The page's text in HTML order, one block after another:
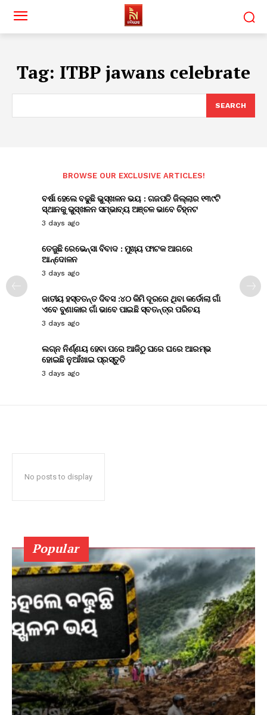
Tag: ITBP jawans celebrate
SEARCH
BROWSE OUR EXCLUSIVE ARTICLES!
ବର୍ଷା ହେଲେ ବଢୁଛି ଭୁସ୍ଖଳନ ଭୟ : ଗଜପତି ଜିଲ୍ଲାର ୧୩୯ଟି
ସ୍ଥାନକୁ ଭୁସ୍ଖଳନ ସମ୍ଭାବ୍ୟ ଅଞ୍ଚଳ ଭାବେ ଚିହ୍ନଟ
3 days ago
ତେଜୁଛି ରେଭେନ୍ସା ବିବାଦ : ମୁଖ୍ୟ ଫାଟକ ଆଗରେ
ଆନ୍ଦୋଳନ
3 days ago
ଜାତୀୟ ହସ୍ତତନ୍ତ ଦିବସ :୪୦ କିମି ଦୂରରେ ଥିବା କର୍ଡୋଲା ଗାଁ
ଏବେ ବୁଣାକାର ଗାଁ ଭାବେ ପାଇଛି ସ୍ବତନ୍ତ୍ର ପରିଚୟ
3 days ago
ଲଗ୍ନ ନିର୍ଣ୍ଣୟ ହେବା ପରେ ଆଜିଠୁ ଘରେ ଘରେ ଆରମ୍ଭ
ହୋଇଛି ନୁଆଁଖାଇ ପ୍ରସ୍ତୁତି
3 days ago
No posts to display
Popular